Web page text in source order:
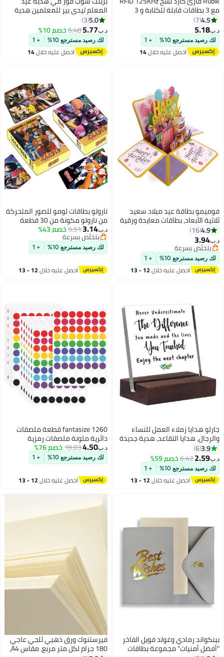
مع 3 بطاقات قابلة للكتابة و 3
بطاقات قابلة للكتابة، جهاز نسخ
محمول احترافي متين (حزمة النسخ)
4.5
7
د.ب‏5.18
لك رصيد مسترجع 10% + 1
احصل عليه خلال14
المعلم تيدي بير للمعلمين هدية
للمعلمين مجموعة هدايا للمعلمين
أفضل هدايا للمعلمين على الإطلاق
بطاقة تهنئة هدية للمعلمين كوب
قهوة ليوم المعلم
5.0
3
د.ب‏5.77
6.48خصم 10%
لك رصيد مسترجع 10% + 1
احصل عليه خلال14
فوميمو بطاقة عيد ميلاد سعيد
ثلاثية الأبعاد، بطاقات معايدة ورقية
سهلة الفتح مع بطاقة فارغة
وظرف، هدية عيد ميلاد فريدة
للنساء والرجال والأطفال والزوج
والزوجة والأم والأب والابنة
4.9
16
د.ب‏3.94
بتخلّص بسرعة
بتخلّص بسرعة
لك رصيد مسترجع 10% + 1
احصل عليه خلال 12 - 13
ناروتو بطاقات لومو للصور المتحركة
من ناروتو مكونة من 30 قطعة
د.ب‏3.14
5.51خصم 43%
بتخلّص بسرعة
بتخلّص بسرعة
لك رصيد مسترجع 10% + 1
احصل عليه خلال 12 - 13
جارلو هدايا زملاء العمل للنساء
والرجال، هدايا التقاعد، هدية جديدة
للمغادرة، هدايا ترك هدايا لزملاء
العمل، الزعيم، الزملاء، الأصدقاء -
علامة ديكور مكتبية شفافة
للمكتب المنزلي
3.9
6
د.ب‏2.59
6.42خصم 59%
لك رصيد مسترجع 10% + 1
احصل عليه خلال 12 - 13
fantasize 1260 قطعة ملصقات
دائرية ملونة ملصقات رمزية
ملصقات ذاتية اللصق، ملصقات
دائرية ملونة بحجم 0.75 بوصة
لتصنيف العناصر المدرسية
د.ب‏4.50
19.03خصم 76%
لك رصيد مسترجع 10% + 1
احصل عليه خلال 12 - 13
بينكواند رمادي وغولد فويل الفاخر
"أفضل أمنيات" مجموعة بطاقات
فيرستنوك ورق ذهبي ثلجي عاجي
180 جرام لكل متر مربع، مقاس A4،